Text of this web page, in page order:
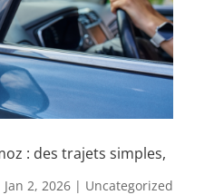
: des trajets simples,
Jan 2, 2026| Uncategorized